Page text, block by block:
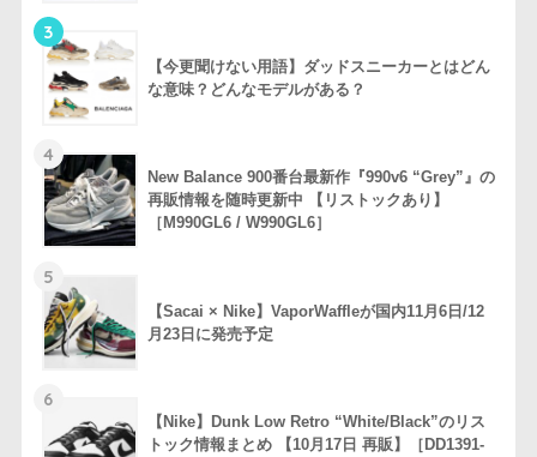
3
【今更聞けない用語】ダッドスニーカーとはどん
な意味？どんなモデルがある？
4
New Balance 900番台最新作『990v6 “Grey”』の
再販情報を随時更新中 【リストックあり】
［M990GL6 / W990GL6］
5
【Sacai × Nike】VaporWaffleが国内11月6日/12
月23日に発売予定
6
【Nike】Dunk Low Retro “White/Black”のリス
トック情報まとめ 【10月17日 再販】［DD1391-